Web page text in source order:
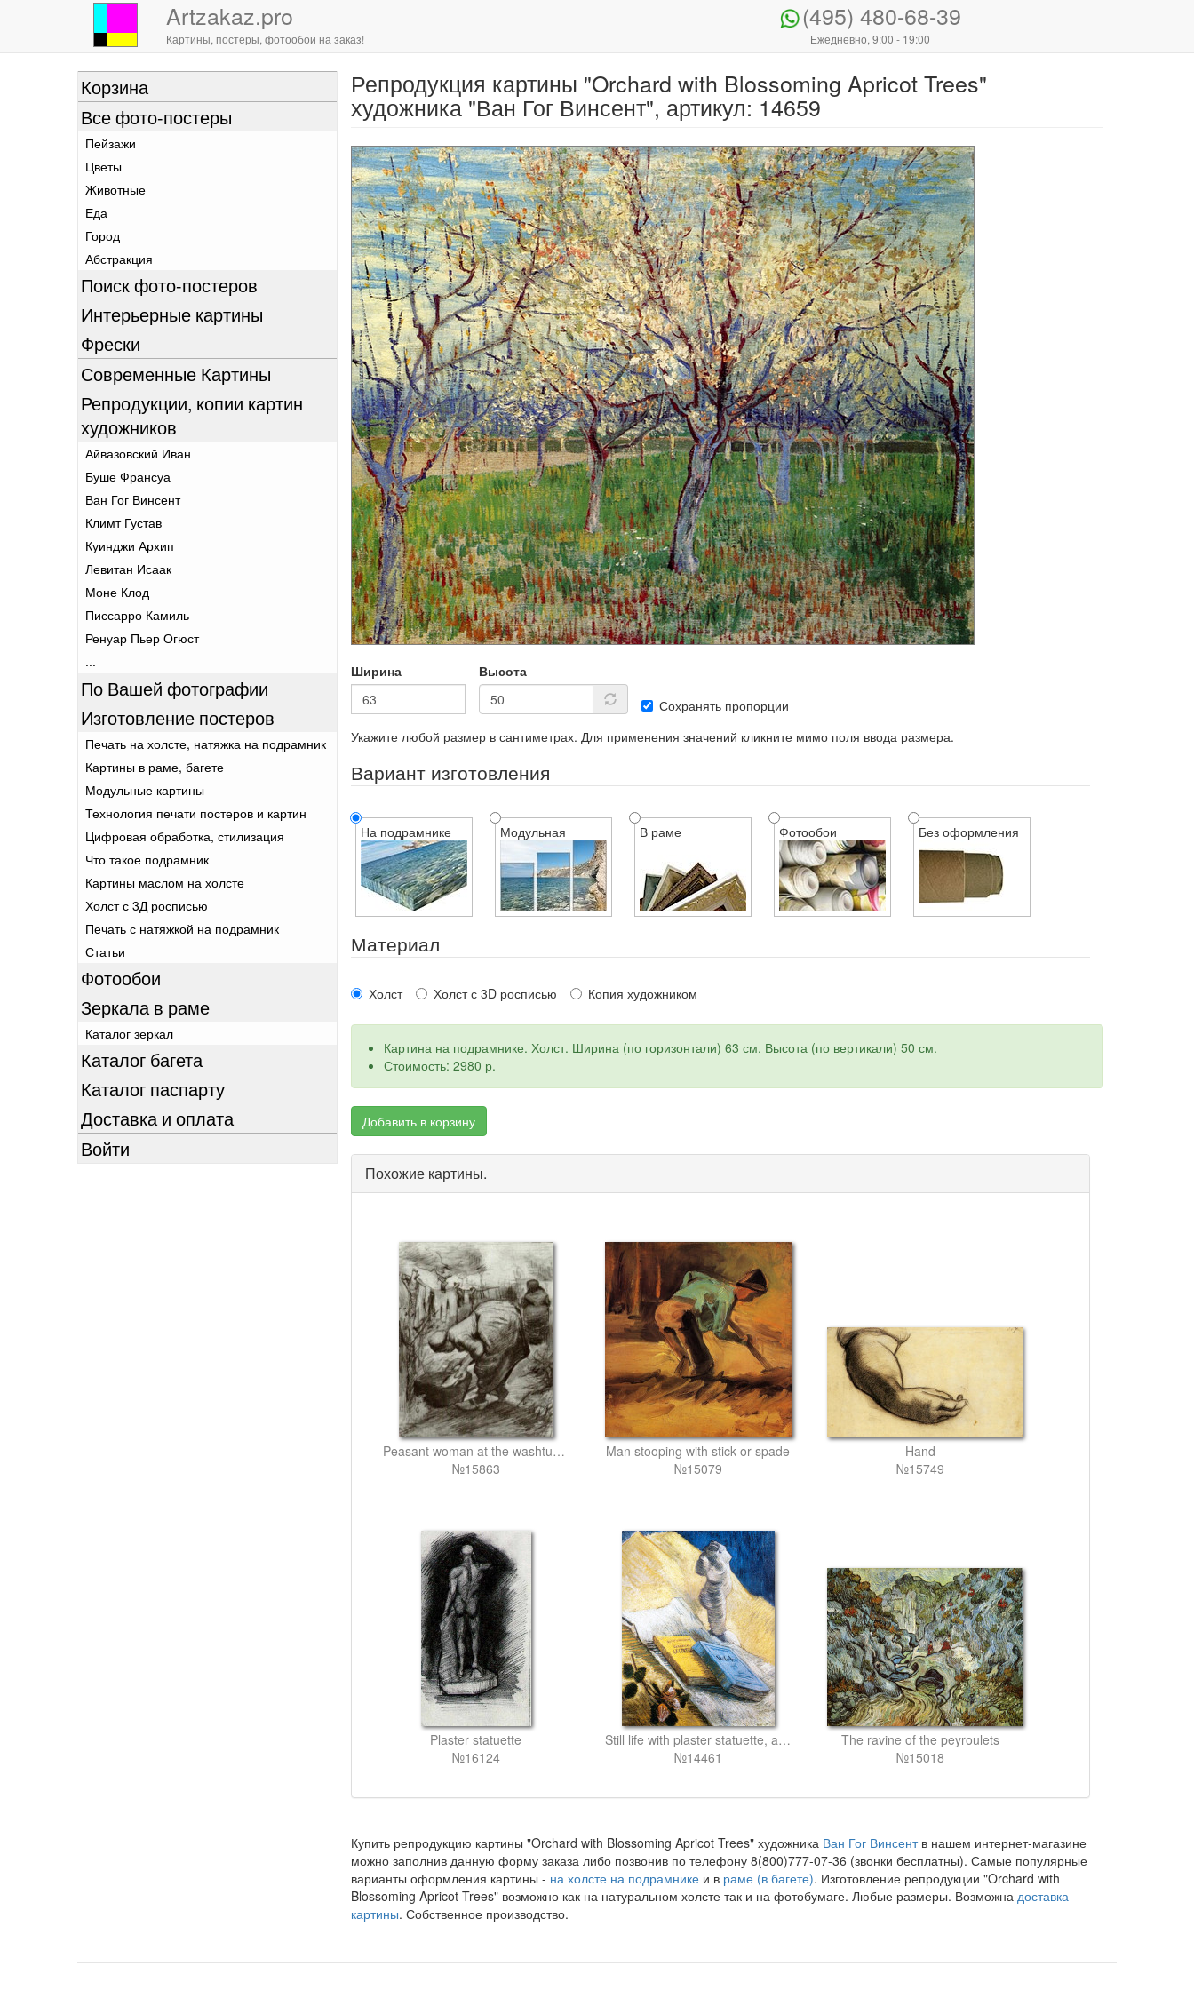
Artzakaz.pro
Картины, постеры, фотообои на заказ!
(495) 480-68-39
Ежедневно, 9:00 - 19:00
Корзина
Все фото-постеры
Пейзажи
Цветы
Животные
Еда
Город
Абстракция
Поиск фото-постеров
Интерьерные картины
Фрески
Современные Картины
Репродукции, копии картин
художников
Айвазовский Иван
Буше Франсуа
Ван Гог Винсент
Климт Густав
Куинджи Архип
Левитан Исаак
Моне Клод
Писсарро Камиль
Ренуар Пьер Огюст
...
По Вашей фотографии
Изготовление постеров
Печать на холсте, натяжка на подрамник
Картины в раме, багете
Модульные картины
Технология печати постеров и картин
Цифровая обработка, стилизация
Что такое подрамник
Картины маслом на холсте
Холст с 3Д росписью
Печать с натяжкой на подрамник
Статьи
Фотообои
Зеркала в раме
Каталог зеркал
Каталог багета
Каталог паспарту
Доставка и оплата
Войти
Репродукция картины "Orchard with Blossoming Apricot Trees"
художника "Ван Гог Винсент", артикул: 14659
Ширина
Высота
Сохранять пропорции
Укажите любой размер в сантиметрах. Для применения значений кликните мимо поля ввода размера.
Вариант изготовления
На подрамнике Модульная В раме Фотообои Без оформления
Материал
Холст Холст с 3D росписью Копия художником
Картина на подрамнике. Холст. Ширина (по горизонтали) 63 см. Высота (по вертикали) 50 см.
Стоимость: 2980 р.
Добавить в корзину
Похожие картины.
Peasant woman at the washtub and peasant woman hanging up the laundry
№15863
Man stooping with stick or spade
№15079
Hand
№15749
Plaster statuette
№16124
Still life with plaster statuette, a rose and two novels
№14461
The ravine of the peyroulets
№15018
Купить репродукцию картины "Orchard with Blossoming Apricot Trees" художника Ван Гог Винсентв нашем интернет-магазине
можно заполнив данную форму заказа либо позвонив по телефону 8(800)777-07-36 (звонки бесплатны). Самые популярные
варианты оформления картины - на холсте на подрамникеи в раме (в багете). Изготовление репродукции "Orchard with
Blossoming Apricot Trees" возможно как на натуральном холсте так и на фотобумаге. Любые размеры. Возможна доставка
картины. Собственное производство.